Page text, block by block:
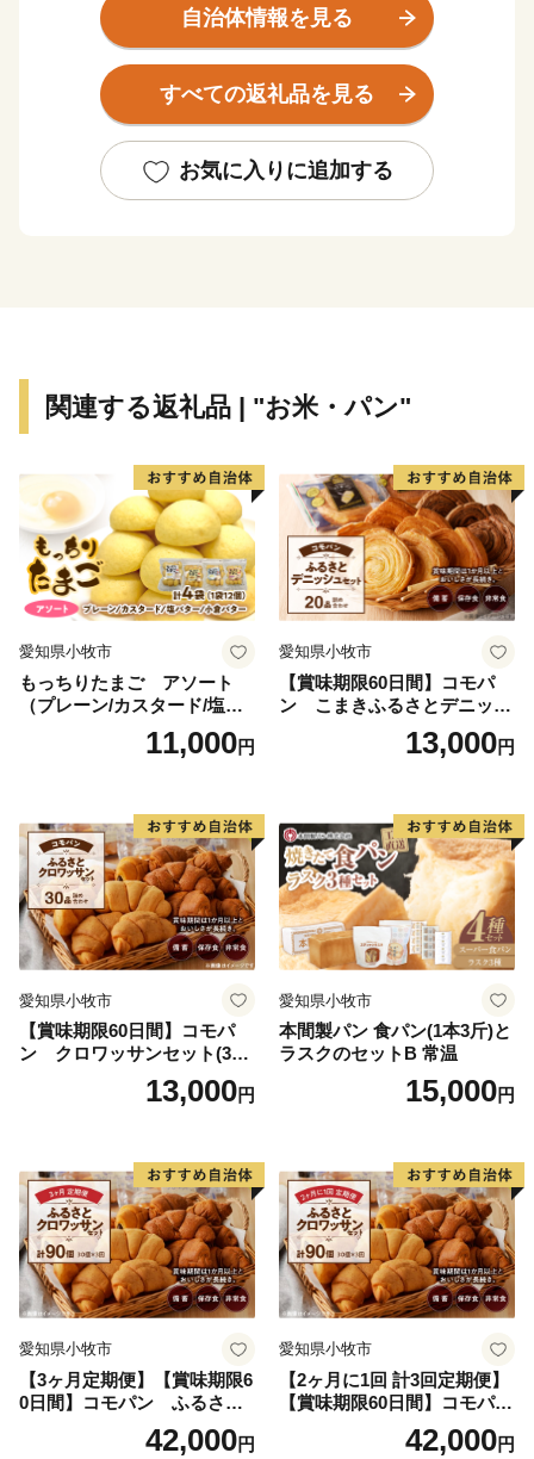
院があります。
また道の駅や温泉などの交流施設や海・里・山の幸を活
かしたマルシェも盛んに行われています。
近年ではSNSをきっかけに多くの人が訪れるようになっ
ら地元の皆さんの手によって守られてきました。
７つの町が合併し誕生した三豊市では様々な文化、歴史
自治体情報を見る
すべての返礼品を見る
お気に入りに追加する
関連する返礼品 | "お米・パン"
愛知県小牧市
もっちりたまご アソート
（プレーン/カスタード/塩バ
ター/小倉バター）11,000円
愛知県小牧市
【賞味期限60日間】コモパ
ン こまきふるさとデニッシ
ュセット（20個入り）／災害
用備蓄 保存食 非常食 防災グ
13,000円
愛知県小牧市
【賞味期限60日間】コモパ
ン クロワッサンセット(30
個入り)／災害用備蓄 保存食
非常食 防災グッズにも
13,000円
愛知県小牧市
本間製パン 食パン(1本3斤)と
ラスクのセットB 常温
15,000円
愛知県小牧市
【3ヶ月定期便】【賞味期限6
0日間】コモパン ふるさと
クロワッサンセット（計90
個）／災害用備蓄 保存食 非
42,000円
愛知県小牧市
【2ヶ月に1回 計3回定期便】
【賞味期限60日間】コモパ
ン ふるさとクロワッサンセ
ット（計90個）／災害用備蓄
42,000円